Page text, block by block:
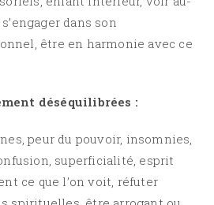
dans son
être en harmonie avec ce
déséquilibrées :
peur du pouvoir, insomnies,
superficialité, esprit
ce que l’on voit, réfuter